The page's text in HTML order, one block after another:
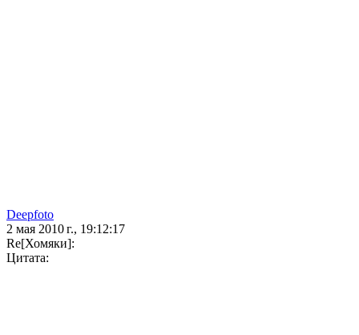
Deepfoto
2 мая 2010 г., 19:12:17
Re[Хомяки]:
Цитата: